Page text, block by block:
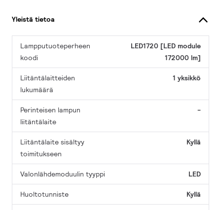
Yleistä tietoa
Lampputuoteperheen
koodi
LED1720 [LED module
172000 lm]
Liitäntälaitteiden
lukumäärä
1 yksikkö
Perinteisen lampun
liitäntälaite
-
Liitäntälaite sisältyy
toimitukseen
Kyllä
Valonlähdemoduulin tyyppi LED
Huoltotunniste Kyllä